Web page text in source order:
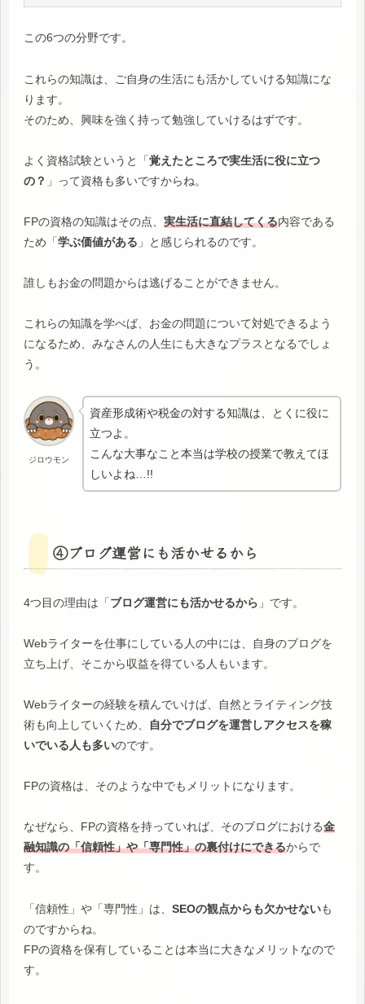
この6つの分野です。
これらの知識は、ご自身の生活にも活かしていける知識にな
ります。
そのため、興味を強く持って勉強していけるはずです。
よく資格試験というと「覚えたところで実生活に役に立つ
の？ 」って資格も多いですからね。
FPの資格の知識はその点、 実生活に直結してくる内容である
ため「学ぶ価値がある 」と感じられるのです。
誰しもお金の問題からは逃げることができません。
これらの知識を学べば、お金の問題について対処できるよう
になるため、みなさんの人生にも大きなプラスとなるでしょ
う。
ジロウモン
資産形成術や税金の対する知識は、とくに役に
立つよ。
こんな大事なこと本当は学校の授業で教えてほ
しいよね…!!
④ブログ運営にも活かせるから
4つ目の理由は「ブログ運営にも活かせるから 」です。
Webライターを仕事にしている人の中には、自身のブログを
立ち上げ、そこから収益を得ている人もいます。
Webライターの経験を積んでいけば、自然とライティング技
術も向上していくため、
自分でブログを運営しアクセスを稼
いでいる人も多いのです。
FPの資格は、そのような中でもメリットになります。
なぜなら、FPの資格を持っていれば、そのブログにおける金
融知識の「信頼性」や「専門性」の裏付けにできるからで
す。
「信頼性」や「専門性」は、 SEOの観点からも欠かせないも
のですからね。
FPの資格を保有していることは本当に大きなメリットなので
す。